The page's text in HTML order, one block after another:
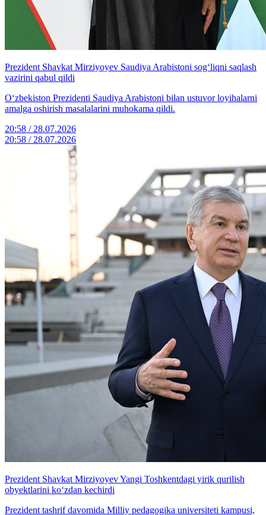
Prezident Shavkat Mirziyoyev Saudiya Arabistoni sog‘liqni saqlash
vazirini qabul qildi
O‘zbekiston Prezidenti Saudiya Arabistoni bilan ustuvor loyihalarni
amalga oshirish masalalarini muhokama qildi.
20:58 / 28.07.2026
20:58 / 28.07.2026
Prezident Shavkat Mirziyoyev Yangi Toshkentdagi yirik qurilish
obyektlarini ko‘zdan kechirdi
Prezident tashrif davomida Milliy pedagogika universiteti kampusi,